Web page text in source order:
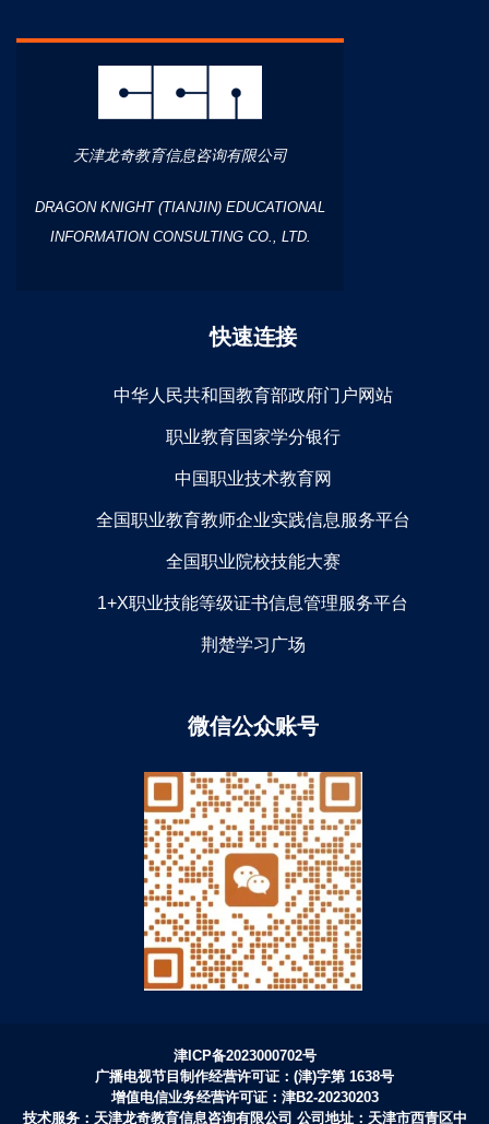
天津龙奇教育信息咨询有限公司
DRAGON KNIGHT (TIANJIN) EDUCATIONAL
INFORMATION CONSULTING CO., LTD.
快速连接
中华人民共和国教育部政府门户网站
职业教育国家学分银行
中国职业技术教育网
全国职业教育教师企业实践信息服务平台
全国职业院校技能大赛
1+X职业技能等级证书信息管理服务平台
荆楚学习广场
微信公众账号
津ICP备2023000702号
广播电视节目制作经营许可证：(津)字第 1638号
增值电信业务经营许可证：津B2-20230203
技术服务：天津龙奇教育信息咨询有限公司 公司地址：天津市西青区中